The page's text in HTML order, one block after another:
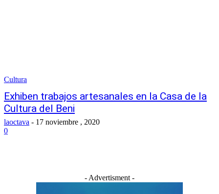
Cultura
Exhiben trabajos artesanales en la Casa de la
Cultura del Beni
laoctava - 17 noviembre , 2020
0
- Advertisment -